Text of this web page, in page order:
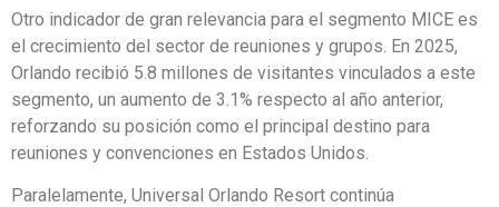
Otro indicador de gran relevancia para el segmento MICE es
el crecimiento del sector de reuniones y grupos. En 2025,
Orlando recibió 5.8 millones de visitantes vinculados a este
segmento, un aumento de 3.1% respecto al año anterior,
reforzando su posición como el principal destino para
reuniones y convenciones en Estados Unidos.
Paralelamente, Universal Orlando Resort continúa